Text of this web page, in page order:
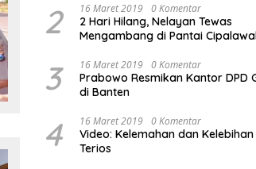
2 16 Maret 2019 0 Komentar
2 Hari Hilang, Nelayan Tewas
Mengambang di Pantai
3 16 Maret 2019 0 Komentar
Prabowo Resmikan Kantor DPD
di Banten
4 16 Maret 2019 0 Komentar
Video: Kelemahan dan Kelebihan
Terios